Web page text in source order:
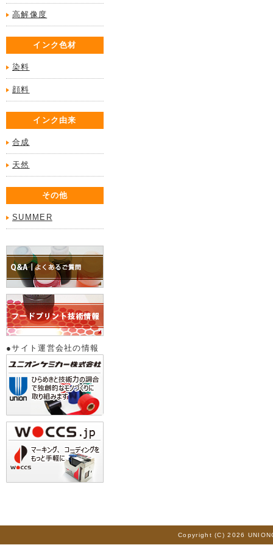
高解像度
インク色材
染料
顔料
インク由来
合成
天然
その他
SUMMER
●サイト運営会社の情報
Copyright (C) 2026